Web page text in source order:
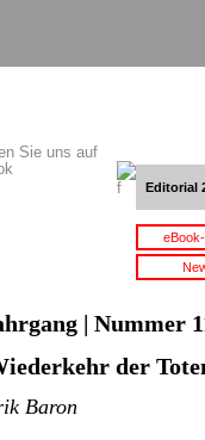
Sie uns auf
Editorial
| Nummer
der
Baron